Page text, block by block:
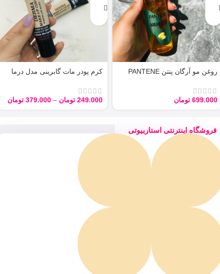
روغن مو آرگان پنتن PANTENE
699.000 تومان
کرم پودر مات گابرینی مدل درما
249.000 تومان –
379.000 تومان
فروشگاه اینترنتی استاربیوتی